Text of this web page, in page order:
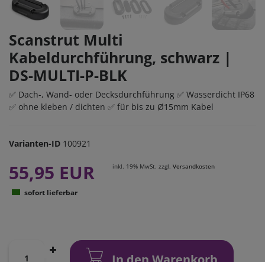
Scanstrut Multi
Kabeldurchführung, schwarz |
DS-MULTI-P-BLK
✅ Dach-, Wand- oder Decksdurchführung ✅ Wasserdicht IP68
✅ ohne kleben / dichten ✅ für bis zu Ø15mm Kabel
Varianten-ID 100921
55,95 EUR inkl. 19% MwSt. zzgl. Versandkosten
sofort lieferbar